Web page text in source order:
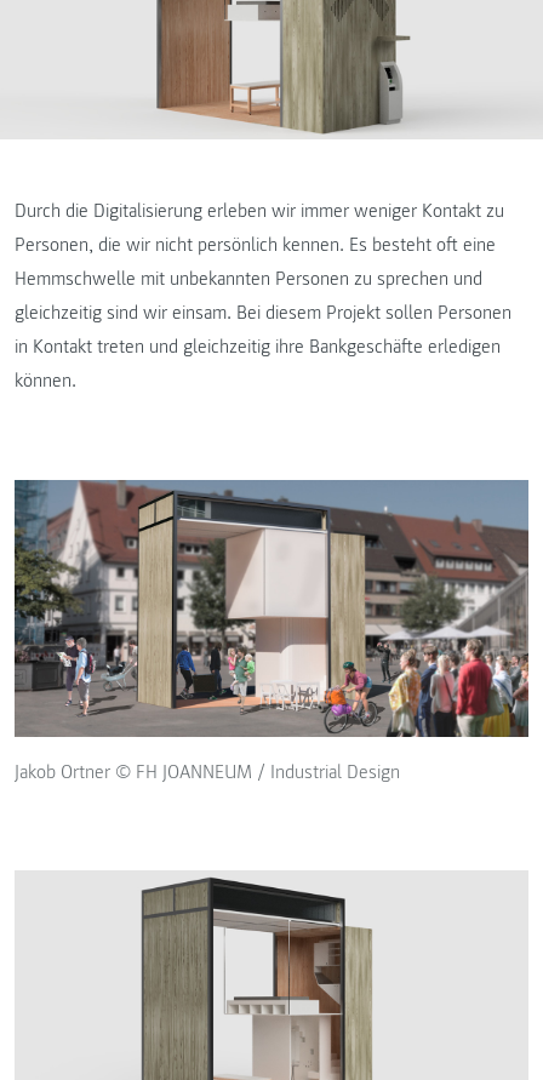
Durch die Digitalisierung erleben wir immer weniger Kontakt zu
Personen, die wir nicht persönlich kennen. Es besteht oft eine
Hemmschwelle mit unbekannten Personen zu sprechen und
gleichzeitig sind wir einsam. Bei diesem Projekt sollen Personen
in Kontakt treten und gleichzeitig ihre Bankgeschäfte erledigen
können.
Jakob Ortner © FH JOANNEUM / Industrial Design